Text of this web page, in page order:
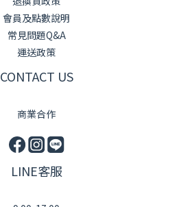
會員及點數說明
常見問題Q&A
運送政策
CONTACT US
商業合作
LINE客服